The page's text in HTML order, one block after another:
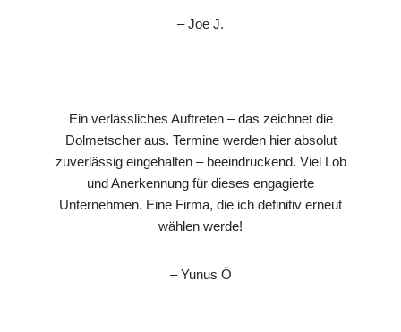
– Joe J.
Ein verlässliches Auftreten – das zeichnet die
Dolmetscher aus. Termine werden hier absolut
zuverlässig eingehalten – beeindruckend. Viel Lob
und Anerkennung für dieses engagierte
Unternehmen. Eine Firma, die ich definitiv erneut
wählen werde!
– Yunus Ö